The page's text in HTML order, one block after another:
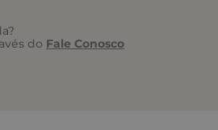
do Fale Conosco